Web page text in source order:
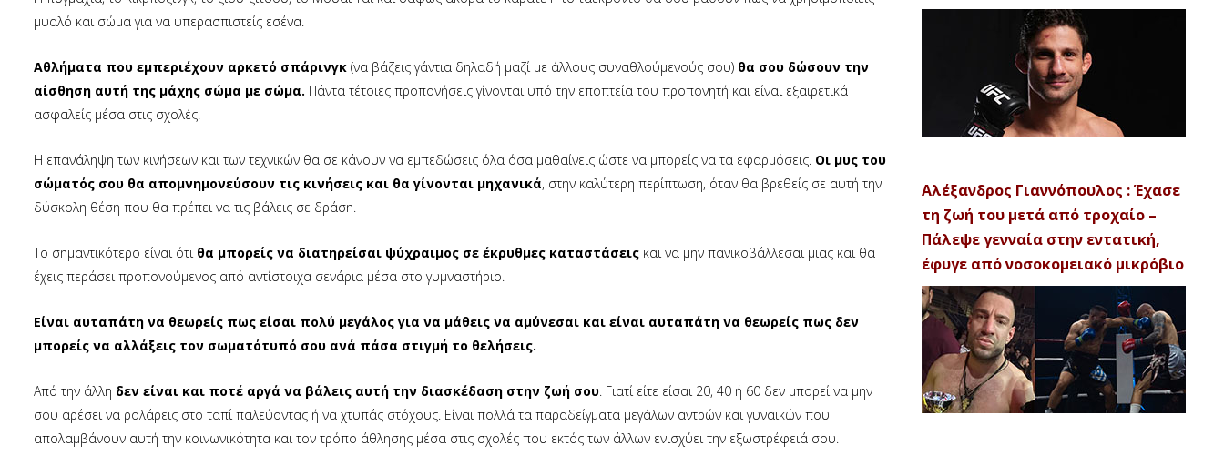
μυαλό και σώμα για να υπερασπιστείς εσένα.
Αθλήματα που εμπεριέχουν αρκετό σπάρινγκ (να βάζεις γάντια δηλαδή μαζί με άλλους συναθλούμενούς σου) θα σου δώσουν την
αίσθηση αυτή της μάχης σώμα με σώμα. Πάντα τέτοιες προπονήσεις γίνονται υπό την εποπτεία του προπονητή και είναι εξαιρετικά
ασφαλείς μέσα στις σχολές.
H επανάληψη των κινήσεων και των τεχνικών θα σε κάνουν να εμπεδώσεις όλα όσα μαθαίνεις ώστε να μπορείς να τα εφαρμόσεις. Οι μυς του
σώματός σου θα απομνημονεύσουν τις κινήσεις και θα γίνονται μηχανικά, στην καλύτερη περίπτωση, όταν θα βρεθείς σε αυτή την
δύσκολη θέση που θα πρέπει να τις βάλεις σε δράση.
Το σημαντικότερο είναι ότι θα μπορείς να διατηρείσαι ψύχραιμος σε έκρυθμες καταστάσεις και να μην πανικοβάλλεσαι μιας και θα
έχεις περάσει προπονούμενος από αντίστοιχα σενάρια μέσα στο γυμναστήριο.
Είναι αυταπάτη να θεωρείς πως είσαι πολύ μεγάλος για να μάθεις να αμύνεσαι και είναι αυταπάτη να θεωρείς πως δεν
μπορείς να αλλάξεις τον σωματότυπό σου ανά πάσα στιγμή το θελήσεις.
Από την άλλη δεν είναι και ποτέ αργά να βάλεις αυτή την διασκέδαση στην ζωή σου. Γιατί είτε είσαι 20, 40 ή 60 δεν μπορεί να μην
σου αρέσει να ρολάρεις στο ταπί παλεύοντας ή να χτυπάς στόχους. Είναι πολλά τα παραδείγματα μεγάλων αντρών και γυναικών που
απολαμβάνουν αυτή την κοινωνικότητα και τον τρόπο άθλησης μέσα στις σχολές που εκτός των άλλων ενισχύει την εξωστρέφειά σου.
Αλέξανδρος Γιαννόπουλος : Έχασε
τη ζωή του μετά από τροχαίο –
Πάλεψε γενναία στην εντατική,
έφυγε από νοσοκομειακό μικρόβιο